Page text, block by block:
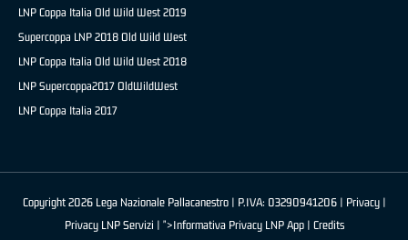
LNP Coppa Italia Old Wild West 2019
Supercoppa LNP 2018 Old Wild West
LNP Coppa Italia Old Wild West 2018
LNP Supercoppa2017 OldWildWest
LNP Coppa Italia 2017
Copyright 2026 Lega Nazionale Pallacanestro | P.IVA: 03290941206 | Privacy|
Privacy LNP Servizi | ">Informativa Privacy LNP App | Credits